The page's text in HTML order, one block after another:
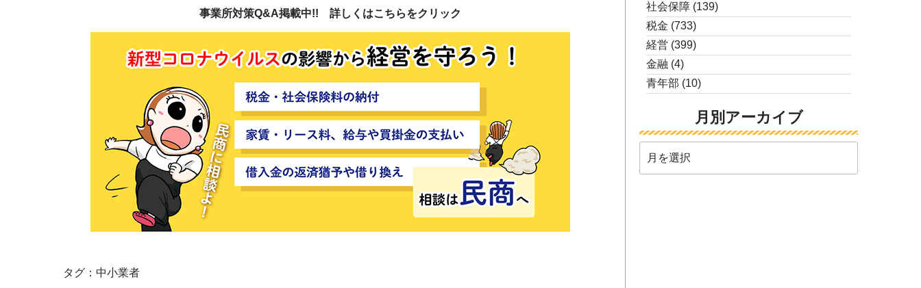
事業所対策Q&A掲載中!! 詳しくはこちらをクリック
タグ： 中小業者
社会保障 (139)
税金 (733)
経営 (399)
金融 (4)
青年部 (10)
月別アーカイブ
別
ア